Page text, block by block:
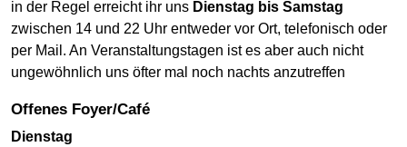
in der Regel erreicht ihr uns Dienstag bis Samstag
zwischen 14 und 22 Uhr entweder vor Ort, telefonisch oder
per Mail. An Veranstaltungstagen ist es aber auch nicht
ungewöhnlich uns öfter mal noch nachts anzutreffen
offenes Foyer/Café
Dienstag